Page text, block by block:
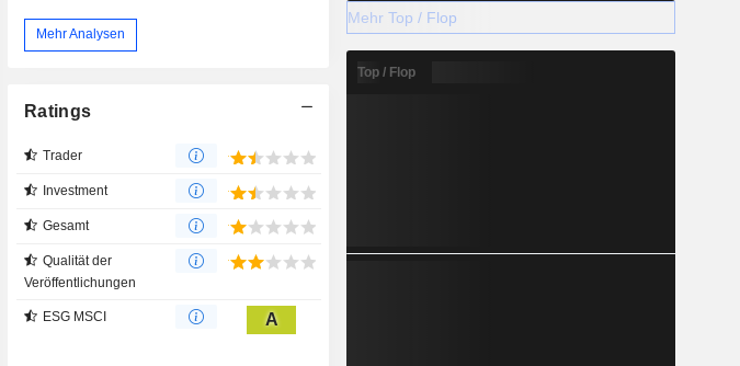
Mehr Analysen
Ratings
Trader
Investment
Gesamt
Qualität der
Veröffentlichungen
ESG MSCI A
Mehr Top / Flop
Top / Flop